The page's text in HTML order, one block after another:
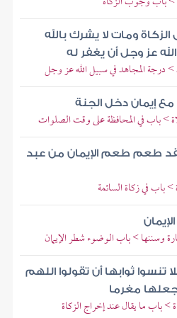
الزكاة ومات لا يشرك بالله
عز وجل أن يغفر له
درجة المجاهد في سبيل الله عز وجل
إيمان دخل الجنة
> باب في المحافظة على وقت الصلوات
طعم طعم الإيمان من عبد
باب في زكاة السائمة
وسننها > باب الوضوء شطر الإيمان
تنسوا ثوابها أن تقولوا اللهم
مغرما
باب ما يقال عند إخراج الزكاة